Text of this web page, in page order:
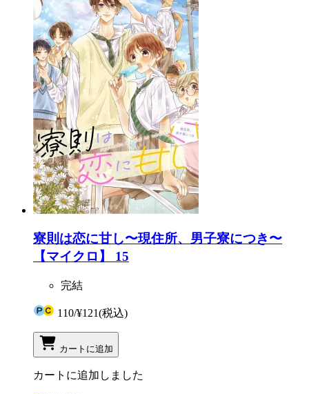
寮則は恋に甘し〜現住所、男子寮につき〜
【マイクロ】 15
完結
110/¥121(税込)
カートに追加
カートに追加しました